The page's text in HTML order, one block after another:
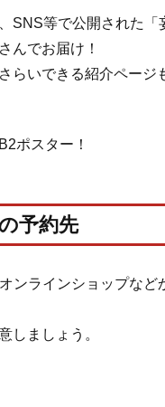
SNS等で公開された「
んでお届け！
らいできる紹介ページ
ポスター！
予約先
ンラインショップなど
しましょう。